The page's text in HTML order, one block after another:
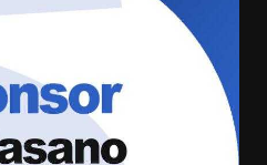
2026 06:00
ferito a colpi di arma
2026 18:13